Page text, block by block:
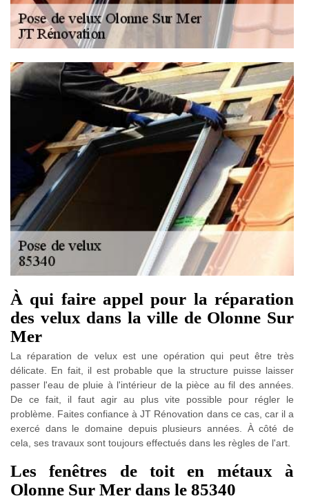
À qui faire appel pour la réparation
des velux dans la ville de Olonne Sur
Mer
La réparation de velux est une opération qui peut être très
délicate. En fait, il est probable que la structure puisse laisser
passer l'eau de pluie à l'intérieur de la pièce au fil des années.
De ce fait, il faut agir au plus vite possible pour régler le
problème. Faites confiance à JT Rénovation dans ce cas, car il a
exercé dans le domaine depuis plusieurs années. À côté de
cela, ses travaux sont toujours effectués dans les règles de l'art.
Les fenêtres de toit en métaux à
Olonne Sur Mer dans le 85340